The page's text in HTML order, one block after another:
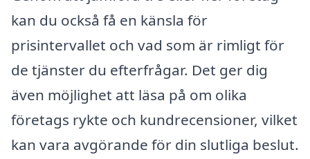
kan du också få en känsla för
prisintervallet och vad som är rimligt för
de tjänster du efterfrågar. Det ger dig
även möjlighet att läsa på om olika
företags rykte och kundrecensioner, vilket
kan vara avgörande för din slutliga beslut.